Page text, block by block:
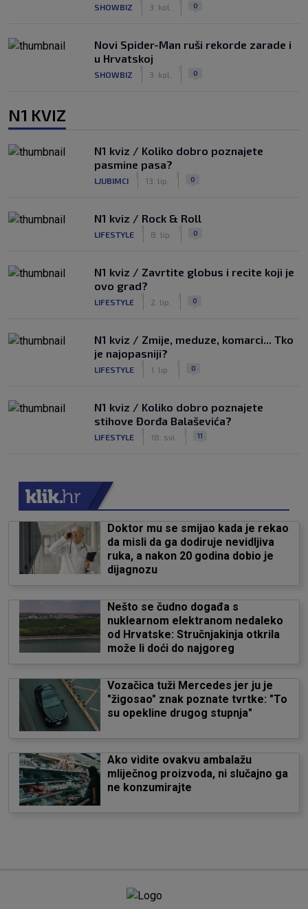
SHOWBIZ 3. kol. 0
Novi Spider-Man ruši rekorde zarade i
u Hrvatskoj
SHOWBIZ 3. kol. 0
N1 KVIZ
N1 kviz / Koliko dobro poznajete
pasmine pasa?
LJUBIMCI 13. lip. 0
N1 kviz / Rock & Roll
LIFESTYLE 8. lip. 0
N1 kviz / Zavrtite globus i recite koji je
ovo grad?
LIFESTYLE 2. lip. 0
N1 kviz / Zmije, meduze, komarci... Tko
je najopasniji?
LIFESTYLE 1. lip. 0
N1 kviz / Koliko dobro poznajete
stihove Đorđa Balaševića?
LIFESTYLE 18. svi. 11
Doktor mu se smijao kada je rekao
da misli da ga dodiruje nevidljiva
ruka, a nakon 20 godina dobio je
dijagnozu
Nešto se čudno događa s
nuklearnom elektranom nedaleko
od Hrvatske: Stručnjakinja otkrila
može li doći do najgoreg
Vozačica tuži Mercedes jer ju je
"žigosao" znak poznate tvrtke: "To
su opekline drugog stupnja"
Ako vidite ovakvu ambalažu
mliječnog proizvoda, ni slučajno ga
ne konzumirajte